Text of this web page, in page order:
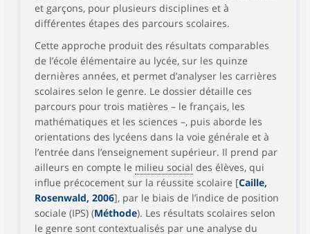
et garçons, pour plusieurs disciplines et à
différentes étapes des parcours scolaires.
Cette approche produit des résultats comparables
de l’école élémentaire au lycée, sur les quinze
dernières années, et permet d’analyser les carrières
scolaires selon le genre. Le dossier détaille ces
parcours pour trois matières – le français, les
mathématiques et les sciences –, puis aborde les
orientations des lycéens dans la voie générale et à
l’entrée dans l’enseignement supérieur. Il prend par
ailleurs en compte le milieu social des élèves, qui
influe précocement sur la réussite scolaire [Caille,
Rosenwald, 2006], par le biais de l’indice de position
sociale (IPS) (Méthode). Les résultats scolaires selon
le genre sont contextualisés par une analyse du